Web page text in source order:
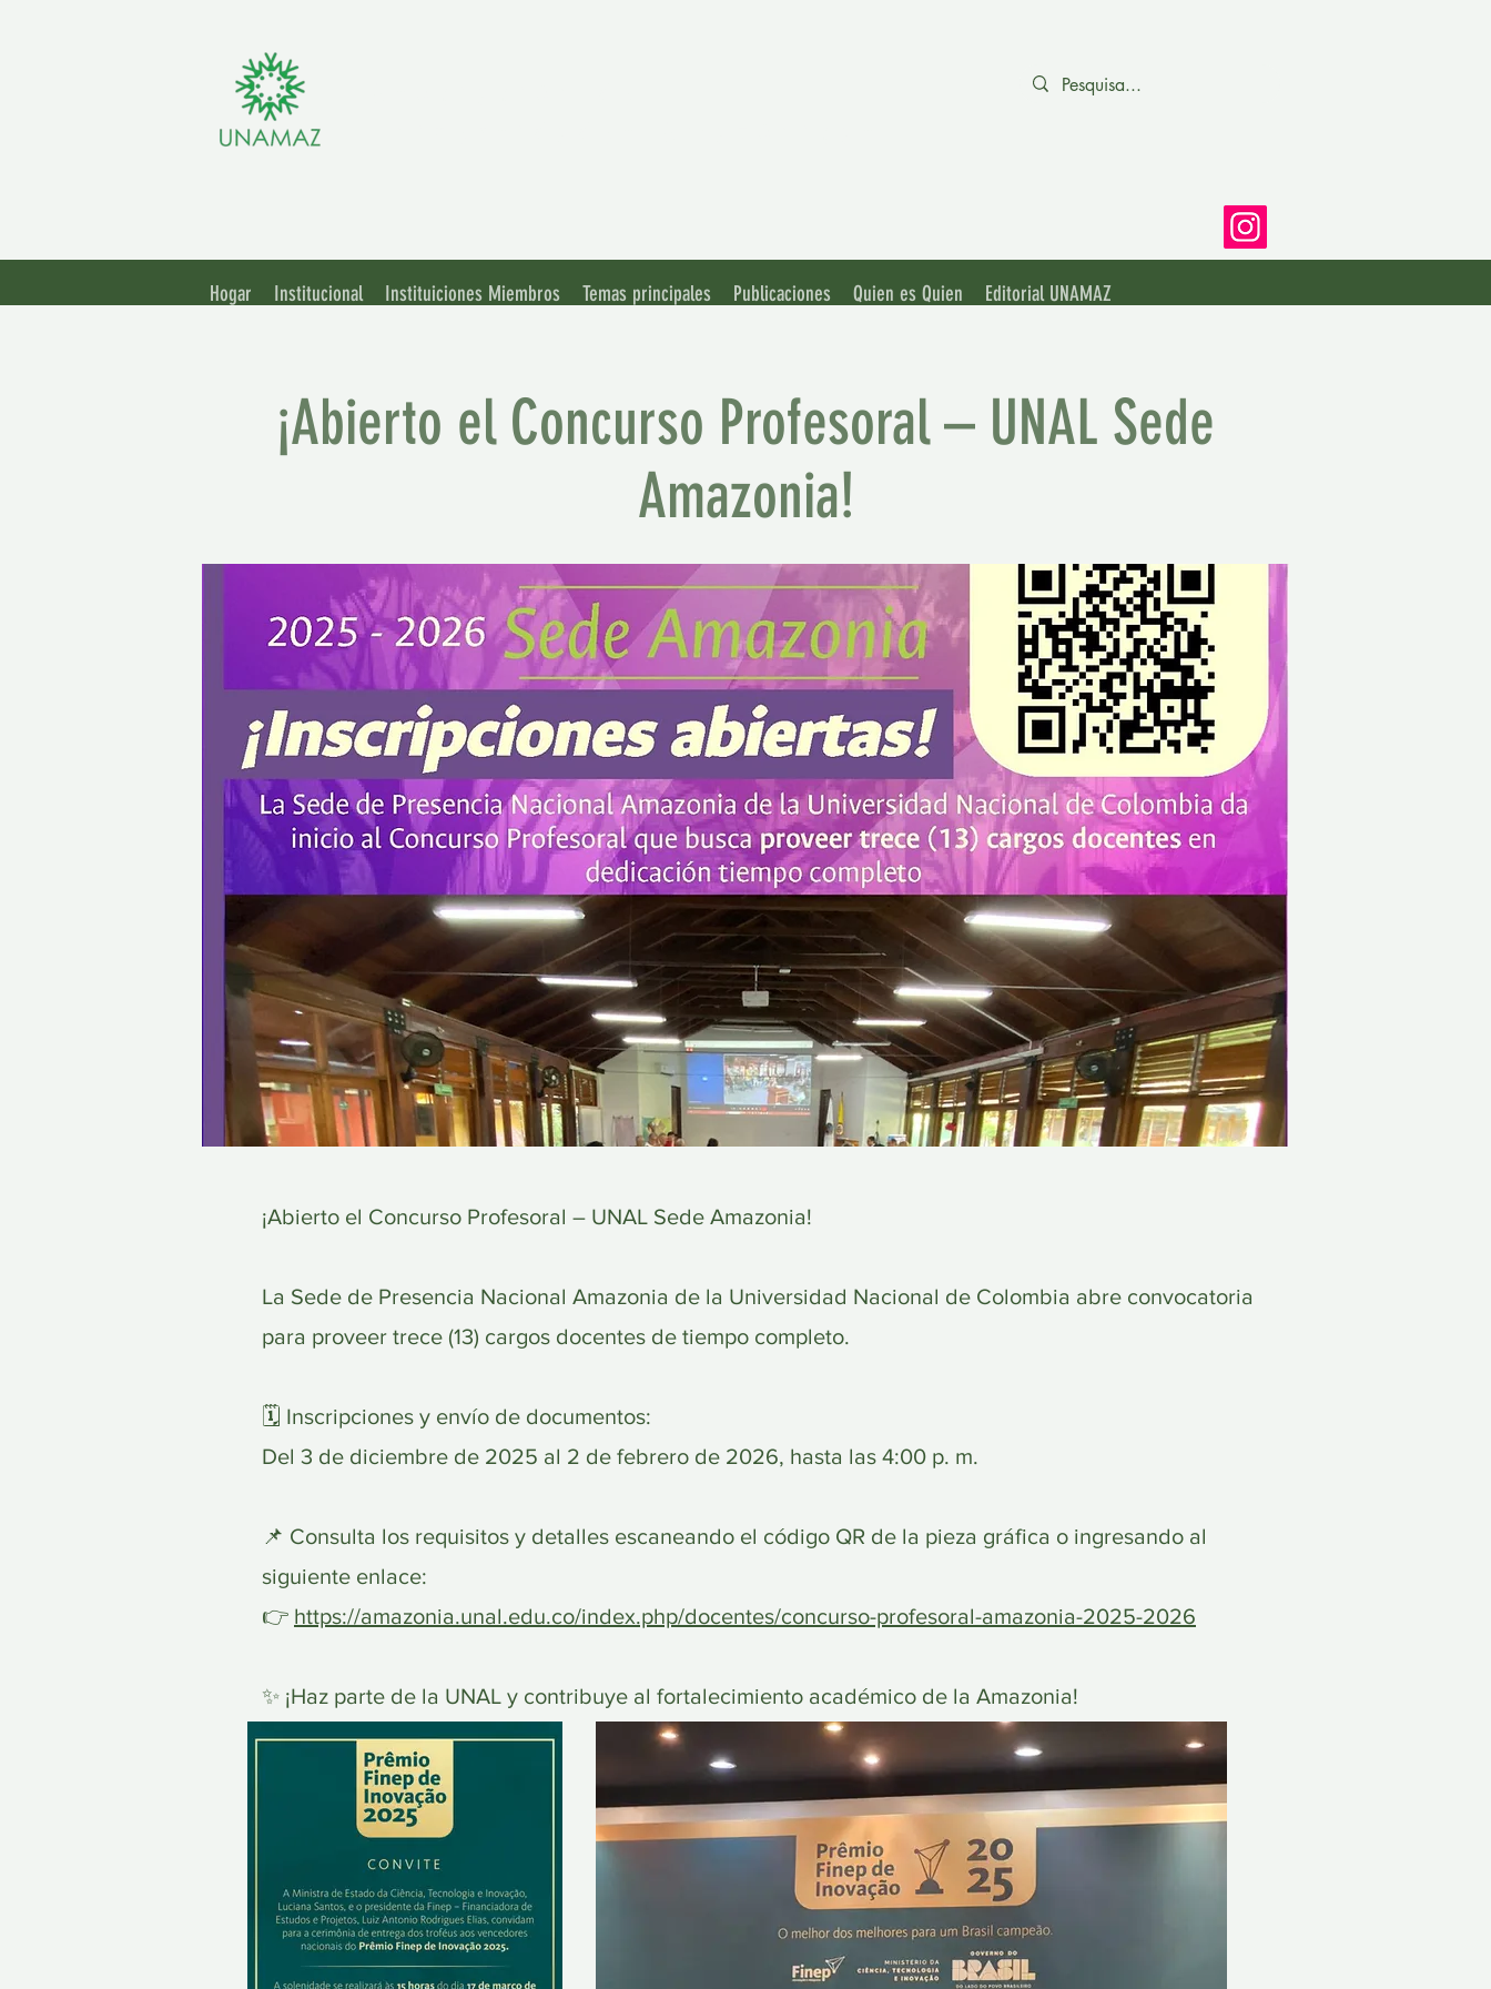
Hogar Institucional Instituiciones Miembros Temas principales Publicaciones Quien es Quien Editorial UNAMAZ
¡Abierto el Concurso Profesoral – UNAL Sede
Amazonia!
¡Abierto el Concurso Profesoral – UNAL Sede Amazonia!
La Sede de Presencia Nacional Amazonia de la Universidad Nacional de Colombia abre convocatoria
para proveer trece (13) cargos docentes de tiempo completo.
🗓 Inscripciones y envío de documentos:
Del 3 de diciembre de 2025 al 2 de febrero de 2026, hasta las 4:00 p. m.
📌 Consulta los requisitos y detalles escaneando el código QR de la pieza gráfica o ingresando al
siguiente enlace:
👉 https://amazonia.unal.edu.co/index.php/docentes/concurso-profesoral-amazonia-2025-2026
✨ ¡Haz parte de la UNAL y contribuye al fortalecimiento académico de la Amazonia!